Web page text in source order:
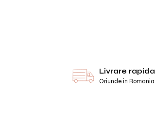
Livrare rapida
Oriunde in Romania